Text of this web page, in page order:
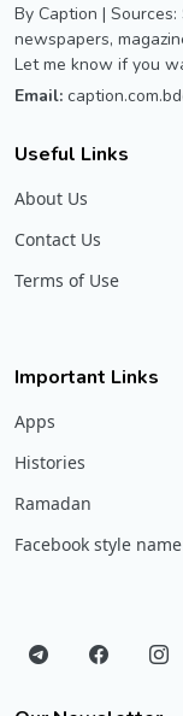
By Caption |
newspapers,
Let me know if you
Email:
Useful Links
About Us
Contact Us
Terms of Use
Important Links
Apps
Histories
Ramadan
Facebook style name